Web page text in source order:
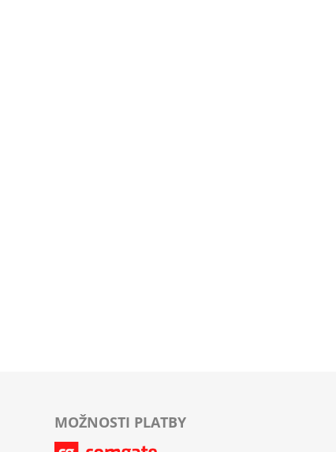
MOŽNOSTI PLATBY